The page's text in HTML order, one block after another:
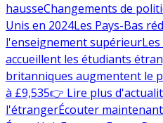
hausseChangements de
Unis en 2024Les Pays-Bas
l'enseignement supérieur
accueillent les étudiants
britanniques augmentent le
à £9,535👉 Lire plus
l'étrangerÉcouter maintenant